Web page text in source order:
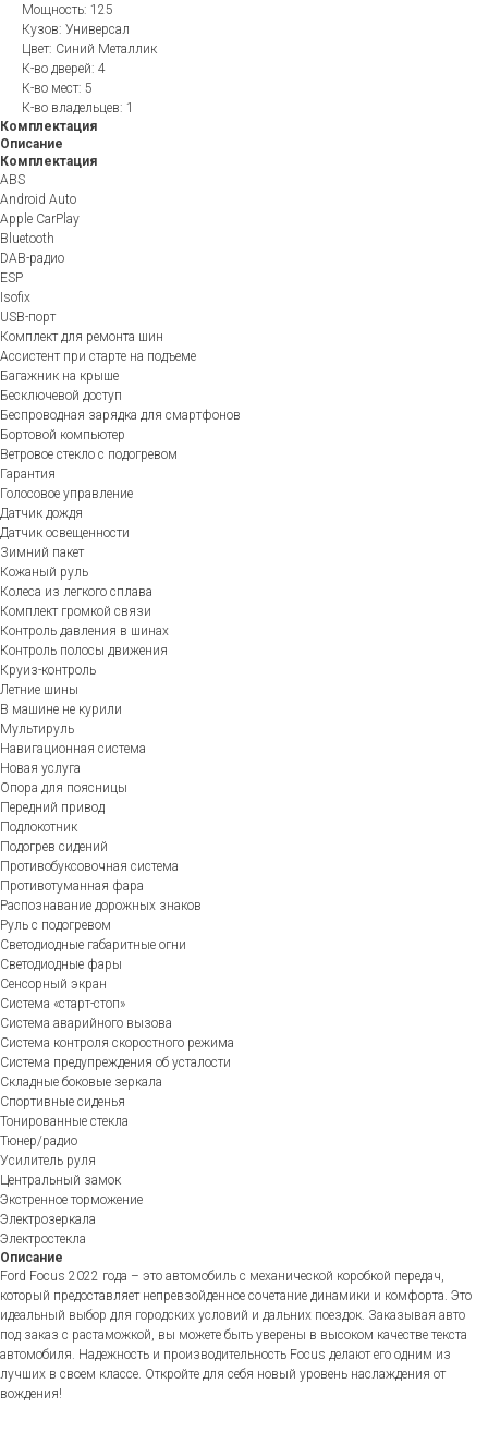
Мощность: 125
Кузов: Универсал
Цвет: Синий Металлик
К-во дверей: 4
К-во мест: 5
К-во владельцев: 1
Комплектация
Описание
Комплектация
ABS
Android Auto
Apple CarPlay
Bluetooth
DAB-радио
ESP
Isofix
USB-порт
Комплект для ремонта шин
Ассистент при старте на подъеме
Багажник на крыше
Бесключевой доступ
Беспроводная зарядка для смартфонов
Бортовой компьютер
Ветровое стекло с подогревом
Гарантия
Голосовое управление
Датчик дождя
Датчик освещенности
Зимний пакет
Кожаный руль
Колеса из легкого сплава
Комплект громкой связи
Контроль давления в шинах
Контроль полосы движения
Круиз-контроль
Летние шины
В машине не курили
Мультируль
Навигационная система
Новая услуга
Опора для поясницы
Передний привод
Подлокотник
Подогрев сидений
Противобуксовочная система
Противотуманная фара
Распознавание дорожных знаков
Руль с подогревом
Светодиодные габаритные огни
Светодиодные фары
Сенсорный экран
Система «старт-стоп»
Система аварийного вызова
Система контроля скоростного режима
Система предупреждения об усталости
Складные боковые зеркала
Спортивные сиденья
Тонированные стекла
Тюнер/радио
Усилитель руля
Центральный замок
Экстренное торможение
Электрозеркала
Электростекла
Описание
Ford Focus 2022 года – это автомобиль с механической коробкой передач,
который предоставляет непревзойденное сочетание динамики и комфорта. Это
идеальный выбор для городских условий и дальних поездок. Заказывая авто
под заказ с растаможкой, вы можете быть уверены в высоком качестве текста
автомобиля. Надежность и производительность Focus делают его одним из
лучших в своем классе. Откройте для себя новый уровень наслаждения от
вождения!